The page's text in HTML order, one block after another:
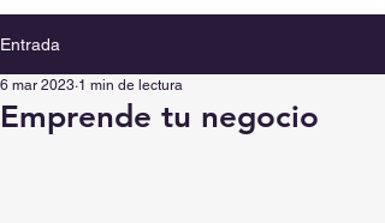
Entrada
Emprende tu negocio
6 mar 2023 1 min de lectura